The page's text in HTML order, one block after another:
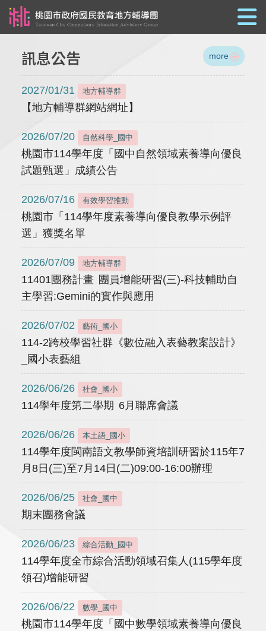
訊息公告 more
2027/01/31 地方輔導群
【地方輔導群網站網址】
2026/07/20 自然科學_國中
桃園市114學年度「國中自然領域素養導向優良
試題甄選」成績公告
2026/07/16 有效學習推動
桃園市「114學年度素養導向優良教學示例評
選」獲獎名單
2026/07/09 地方輔導群
11401團務計畫 團員增能研習(三)-科技輔助自
主學習:Gemini的實作與應用
2026/07/02 藝術_國小
114-2跨校學習社群《數位融入表藝教案設計》
_國小表藝組
2026/06/26 社會_國小
114學年度第二學期 6月聯席會議
2026/06/26 本土語_國小
114學年度閩南語文教學師資培訓研習於115年7
月8日(三)至7月14日(二)09:00-16:00辦理
2026/06/25 社會_國中
期末團務會議
2026/06/23 綜合活動_國中
114學年度全市綜合活動領域召集人(115學年度
領召)增能研習
2026/06/22 數學_國中
桃園市114學年度「國中數學領域素養導向優良